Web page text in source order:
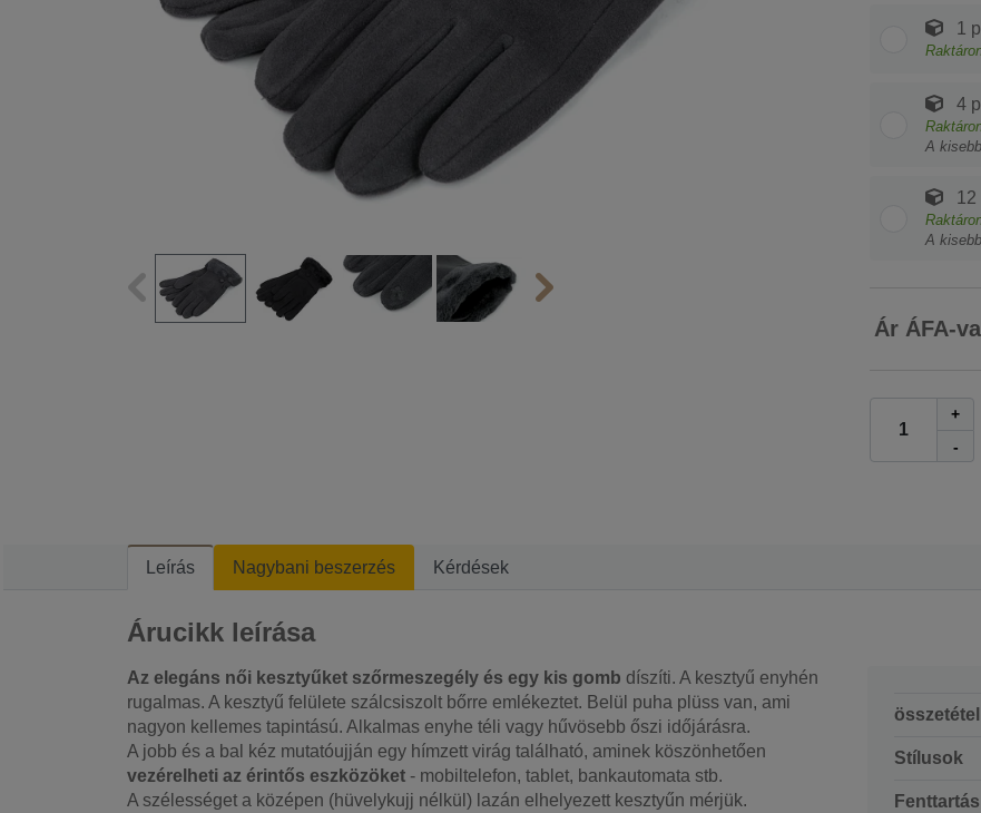
1
4
A
12
A
Ár ÁFA-val
+
-
Leírás Nagybani beszerzés Kérdések
Árucikk leírása
Az elegáns női kesztyűket szőrmeszegély és egy kis gomb díszíti. A kesztyű enyhén
rugalmas. A kesztyű felülete szálcsiszolt bőrre emlékeztet. Belül puha plüss van, ami
nagyon kellemes tapintású. Alkalmas enyhe téli vagy hűvösebb őszi időjárásra.
A jobb és a bal kéz mutatóujján egy hímzett virág található, aminek köszönhetően
vezérelheti az érintős eszközöket - mobiltelefon, tablet, bankautomata stb.
A szélességet a középen (hüvelykujj nélkül) lazán elhelyezett kesztyűn mérjük.
összetétel
Stílusok
Fenttartás